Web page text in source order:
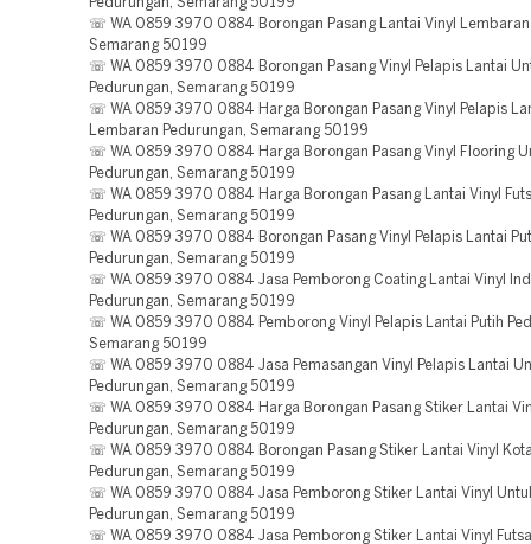
Pedurungan, Semarang 50199
☏ WA 0859 3970 0884 Borongan Pasang Lantai Vinyl Lembaran
Semarang 50199
☏ WA 0859 3970 0884 Borongan Pasang Vinyl Pelapis Lantai
Pedurungan, Semarang 50199
☏ WA 0859 3970 0884 Harga Borongan Pasang Vinyl Pelapis
Lembaran Pedurungan, Semarang 50199
☏ WA 0859 3970 0884 Harga Borongan Pasang Vinyl Flooring
Pedurungan, Semarang 50199
☏ WA 0859 3970 0884 Harga Borongan Pasang Lantai Vinyl
Pedurungan, Semarang 50199
☏ WA 0859 3970 0884 Borongan Pasang Vinyl Pelapis Lantai
Pedurungan, Semarang 50199
☏ WA 0859 3970 0884 Jasa Pemborong Coating Lantai Vinyl
Pedurungan, Semarang 50199
☏ WA 0859 3970 0884 Pemborong Vinyl Pelapis Lantai Putih
Semarang 50199
☏ WA 0859 3970 0884 Jasa Pemasangan Vinyl Pelapis Lantai
Pedurungan, Semarang 50199
☏ WA 0859 3970 0884 Harga Borongan Pasang Stiker Lantai
Pedurungan, Semarang 50199
☏ WA 0859 3970 0884 Borongan Pasang Stiker Lantai Vinyl
Pedurungan, Semarang 50199
☏ WA 0859 3970 0884 Jasa Pemborong Stiker Lantai Vinyl
Pedurungan, Semarang 50199
☏ WA 0859 3970 0884 Jasa Pemborong Stiker Lantai Vinyl